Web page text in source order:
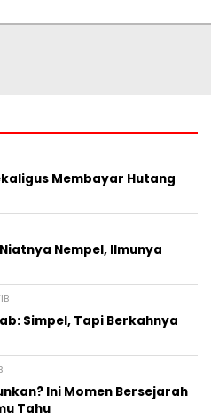
Membayar Hutang
Nempel, Ilmunya
Simpel, Tapi Berkahnya
Ini Momen Bersejarah
Tahu